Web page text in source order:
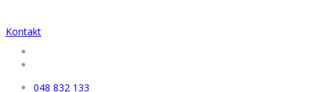
Kontakt
048 832 133